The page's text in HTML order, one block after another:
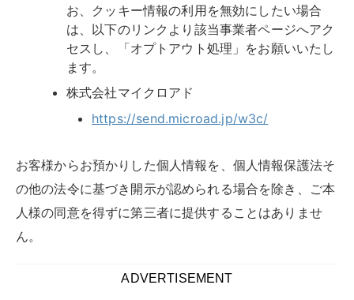
お、クッキー情報の利用を無効にしたい場合
は、以下のリンクより該当事業者ページへアク
セスし、「オプトアウト処理」をお願いいたし
ます。
株式会社マイクロアド
https://send.microad.jp/w3c/
お客様からお預かりした個人情報を、個人情報保護法そ
の他の法令に基づき開示が認められる場合を除き、ご本
人様の同意を得ずに第三者に提供することはありませ
ん。
ADVERTISEMENT